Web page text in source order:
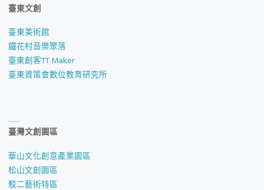
臺東文創
臺東美術館
鐵花村音樂聚落
臺東創客TT Maker
臺東資策會數位教育研究所
臺灣文創園區
華山文化創意產業園區
松山文創園區
駁二藝術特區